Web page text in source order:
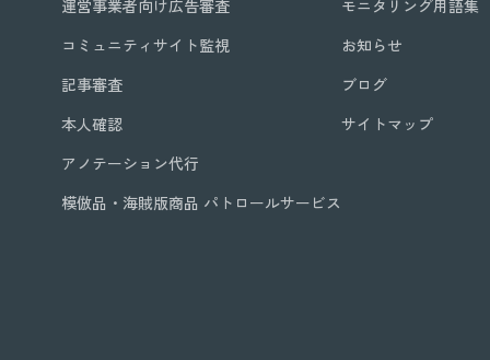
運営事業者向け広告審査
コミュニティサイト監視
記事審査
本人確認
アノテーション代行
模倣品・海賊版商品 パトロールサービス
モニタリング用語集
お知らせ
ブログ
サイトマップ